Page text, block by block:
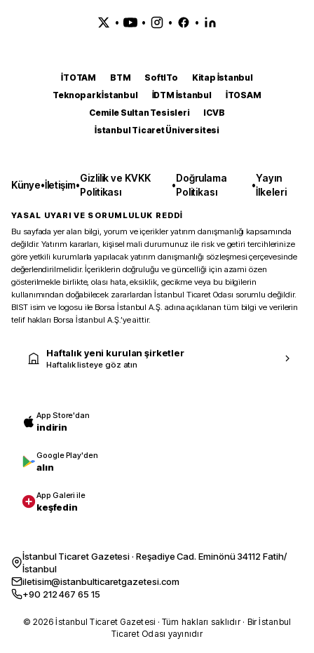
• • • •
İTOTAM BTM SoftITo
Kitap İstanbul
Teknopark İstanbul
İDTM İstanbul
İTOSAM
Cemile Sultan Tesisleri
ICVB
İstanbul Ticaret Üniversitesi
Künye•İletişim•
Gizlilik ve KVKK
Politikası
•
Doğrulama
Politikası
•
Yayın
İlkeleri
YASAL UYARI VE SORUMLULUK REDDİ
Bu sayfada yer alan bilgi, yorum ve içerikler yatırım danışmanlığı kapsamında
değildir. Yatırım kararları, kişisel mali durumunuz ile risk ve getiri tercihlerinize
göre yetkili kurumlarla yapılacak yatırım danışmanlığı sözleşmesi çerçevesinde
değerlendirilmelidir. İçeriklerin doğruluğu ve güncelliği için azami özen
gösterilmekle birlikte, olası hata, eksiklik, gecikme veya bu bilgilerin
kullanımından doğabilecek zararlardan İstanbul Ticaret Odası sorumlu değildir.
BIST isim ve logosu ile Borsa İstanbul A.Ş. adına açıklanan tüm bilgi ve verilerin
telif hakları Borsa İstanbul A.Ş.’ye aittir.
Haftalık yeni kurulan şirketler
Haftalık listeye göz atın
App Store'dan
indirin
Google Play'den
alın
App Galeri ile
keşfedin
İstanbul Ticaret Gazetesi · Reşadiye Cad. Eminönü 34112 Fatih/
İstanbul
iletisim@istanbulticaretgazetesi.com
+90 212 467 65 15
© 2026 İstanbul Ticaret Gazetesi · Tüm hakları saklıdır · Bir İstanbul
Ticaret Odası yayınıdır